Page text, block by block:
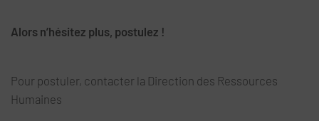
Alors n’hésitez plus, postulez !
Pour postuler, contacter la Direction des Ressources
Humaines